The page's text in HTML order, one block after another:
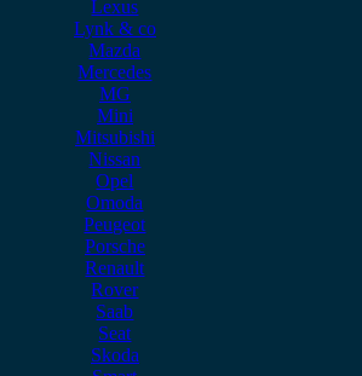
Lexus
Lynk & co
Mazda
Mercedes
MG
Mini
Mitsubishi
Nissan
Opel
Omoda
Peugeot
Porsche
Renault
Rover
Saab
Seat
Skoda